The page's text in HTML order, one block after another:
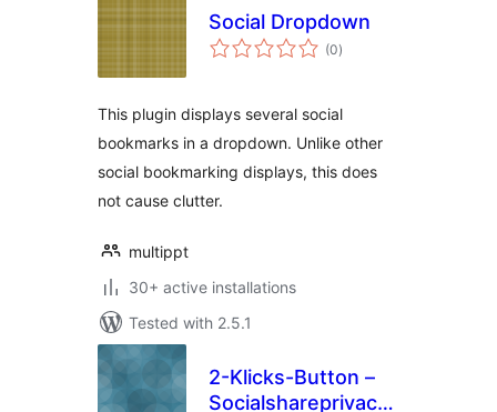
Social Dropdown
(0total
ratings
)
This plugin displays several social
bookmarks in a dropdown. Unlike other
social bookmarking displays, this does
not cause clutter.
multippt
30+ active installations
Tested with 2.5.1
2-Klicks-Button –
Socialshareprivacy